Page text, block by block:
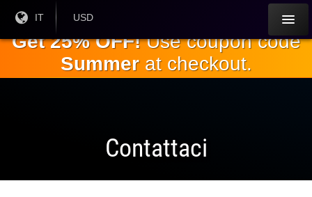
principale
Lingua
corrente:
IT
Valuta
USD
Get 25% OFF!Use coupon code
Summerat checkout.
Contattaci